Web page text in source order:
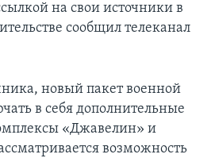
на свои источники в
сообщил телеканал
новый пакет военной
в себя дополнительные
«Джавелин» и
возможность